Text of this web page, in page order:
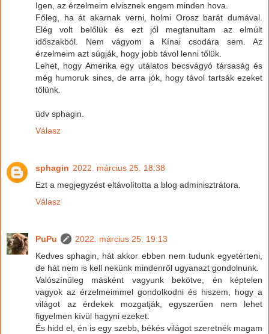
Igen, az érzelmeim elvisznek engem minden hova.
Főleg, ha át akarnak verni, holmi Orosz barát dumával.
Elég volt belőlük és ezt jól megtanultam az elmúlt
időszakból. Nem vágyom a Kínai csodára sem. Az
érzelmeim azt súgják, hogy jobb távol lenni tőlük.
Lehet, hogy Amerika egy utálatos becsvágyó társaság és
még humoruk sincs, de arra jók, hogy távol tartsák ezeket
tőlünk.
üdv sphagin.
Válasz
sphagin 2022. március 25. 18:38
Ezt a megjegyzést eltávolította a blog adminisztrátora.
Válasz
PuPu
2022. március 25. 19:13
Kedves sphagin, hát akkor ebben nem tudunk egyetérteni,
de hát nem is kell nekünk mindenről ugyanazt gondolnunk.
Valószínűleg másként vagyunk bekötve, én képtelen
vagyok az érzelmeimmel gondolkodni és hiszem, hogy a
világot az érdekek mozgatják, egyszerűen nem lehet
figyelmen kívül hagyni ezeket.
És hidd el, én is egy szebb, békés világot szeretnék magam